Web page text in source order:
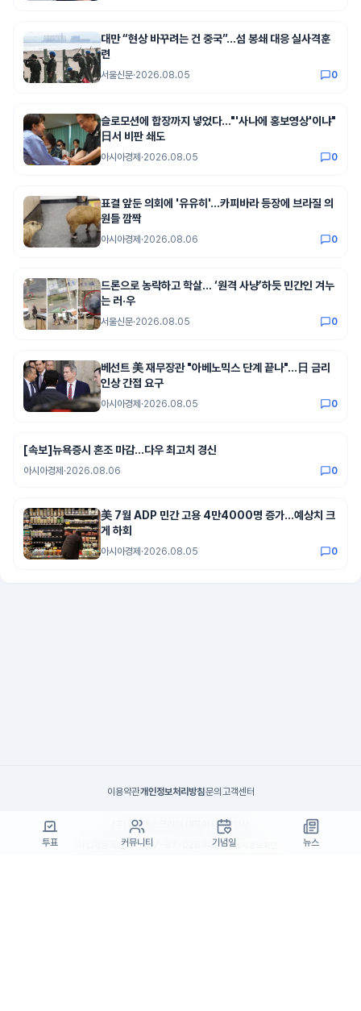
대만 “현상 바꾸려는 건 중국”…섬 봉쇄 대응 실사격훈
련
서울신문·2026.08.05 0
슬로모션에 합장까지 넣었다…"'사나에 홍보영상'이냐"
日서 비판 쇄도
아시아경제 ·2026.08.05 0
표결 앞둔 의회에 '유유히'…카피바라 등장에 브라질 의
원들 깜짝
아시아경제 ·2026.08.06 0
드론으로 농락하고 학살… ‘원격 사냥’하듯 민간인 겨누
는 러·우
서울신문·2026.08.05 0
베선트 美 재무장관 "아베노믹스 단계 끝나"…日 금리
인상 간접 요구
아시아경제 ·2026.08.05 0
[속보]뉴욕증시 혼조 마감…다우 최고치 경신
아시아경제 ·2026.08.06 0
美 7월 ADP 민간 고용 4만4000명 증가…예상치 크
게 하회
아시아경제 ·2026.08.05 0
이용약관개인정보처리방침문의 고객센터
(주)고투엑스코리아 대표이사 : 김일신
사업자등록번호 : 737-87-02834
사업자정보확인
투표 커뮤니티 기념일 뉴스